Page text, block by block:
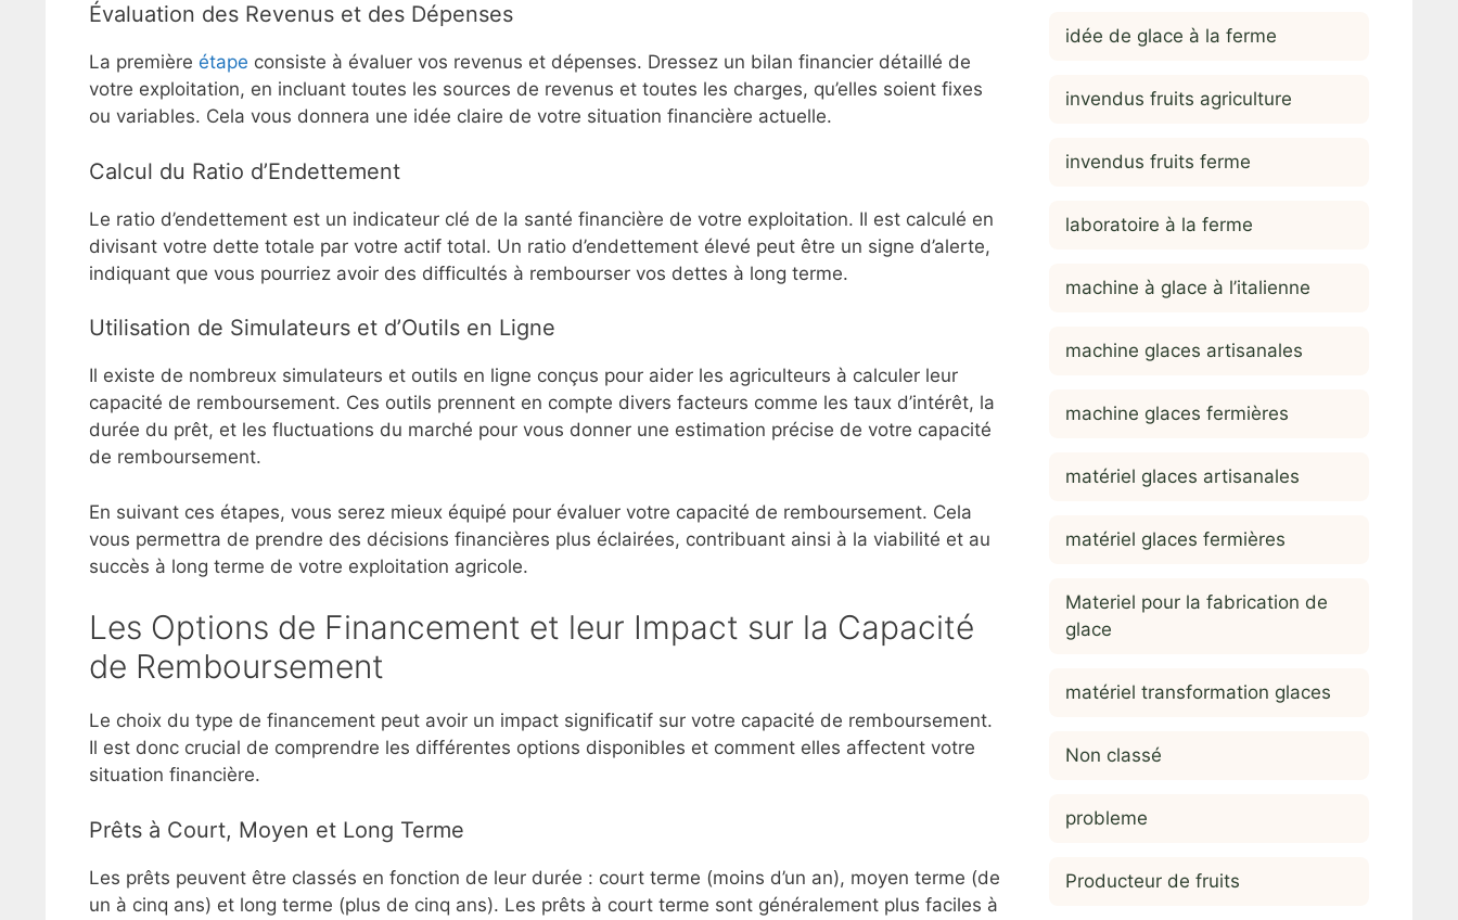
Évaluation des Revenus et des Dépenses
La première étape consiste à évaluer vos revenus et dépenses. Dressez un bilan financier détaillé de
votre exploitation, en incluant toutes les sources de revenus et toutes les charges, qu’elles soient fixes
ou variables. Cela vous donnera une idée claire de votre situation financière actuelle.
Calcul du Ratio d’Endettement
Le ratio d’endettement est un indicateur clé de la santé financière de votre exploitation. Il est calculé en
divisant votre dette totale par votre actif total. Un ratio d’endettement élevé peut être un signe d’alerte,
indiquant que vous pourriez avoir des difficultés à rembourser vos dettes à long terme.
Utilisation de Simulateurs et d’Outils en Ligne
Il existe de nombreux simulateurs et outils en ligne conçus pour aider les agriculteurs à calculer leur
capacité de remboursement. Ces outils prennent en compte divers facteurs comme les taux d’intérêt, la
durée du prêt, et les fluctuations du marché pour vous donner une estimation précise de votre capacité
de remboursement.
En suivant ces étapes, vous serez mieux équipé pour évaluer votre capacité de remboursement. Cela
vous permettra de prendre des décisions financières plus éclairées, contribuant ainsi à la viabilité et au
succès à long terme de votre exploitation agricole.
Les Options de Financement et leur Impact sur la Capacité
de Remboursement
Le choix du type de financement peut avoir un impact significatif sur votre capacité de remboursement.
Il est donc crucial de comprendre les différentes options disponibles et comment elles affectent votre
situation financière.
Prêts à Court, Moyen et Long Terme
Les prêts peuvent être classés en fonction de leur durée : court terme (moins d’un an), moyen terme (de
un à cinq ans) et long terme (plus de cinq ans). Les prêts à court terme sont généralement plus faciles à
idée de glace à la ferme
invendus fruits agriculture
invendus fruits ferme
laboratoire à la ferme
machine à glace à l’italienne
machine glaces artisanales
machine glaces fermières
matériel glaces artisanales
matériel glaces fermières
Materiel pour la fabrication de
glace
matériel transformation glaces
Non classé
probleme
Producteur de fruits